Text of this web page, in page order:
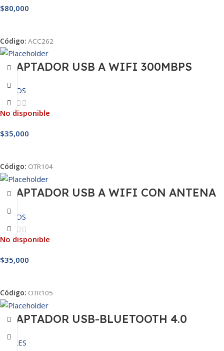
$80,000
Código: ACC262
ADAPTADOR USB A WIFI 300MBPS
OTROS
No disponible
$35,000
Código: OTR104
ADAPTADOR USB A WIFI CON ANTENA
300MBPS
OTROS
No disponible
$35,000
Código: OTR105
ADAPTADOR USB-BLUETOOTH 4.0
CABLES